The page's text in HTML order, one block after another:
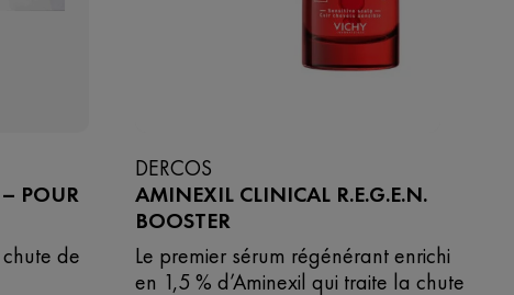
POUR
de
DERCOS
AMINEXIL CLINICAL R.E.G.E.N.
BOOSTER
Le premier sérum régénérant enrichi
en 1,5 % d’Aminexil qui traite la chute